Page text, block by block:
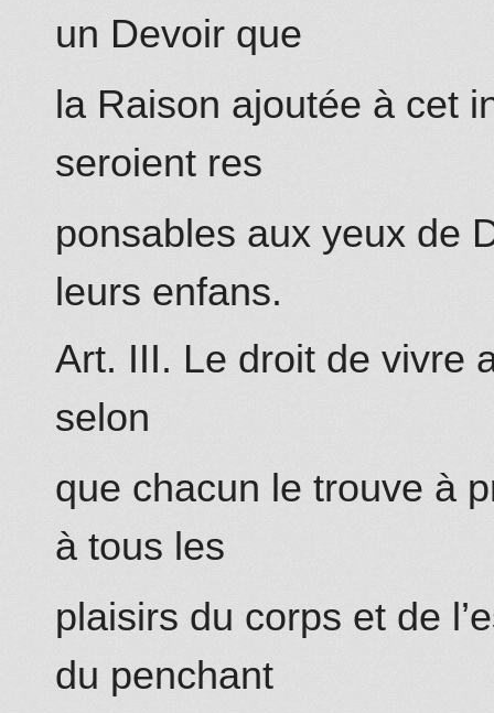
un Devoir que
la Raison ajoutée à cet
seroient res
ponsables aux yeux de
leurs enfans.
Art. III. Le droit de vivre
selon
que chacun le trouve à
à tous les
plaisirs du corps et de
du penchant